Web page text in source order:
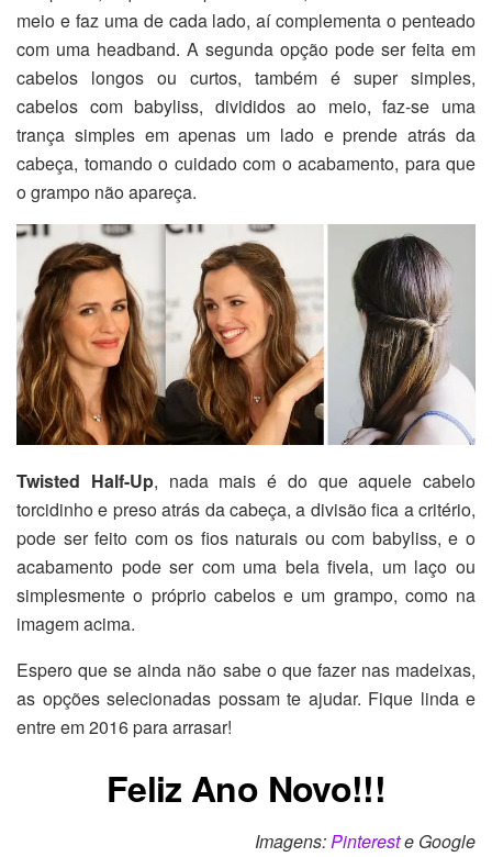
meio e faz uma de cada lado, aí complementa o penteado
com uma headband. A segunda opção pode ser feita em
cabelos longos ou curtos, também é super simples,
cabelos com babyliss, divididos ao meio, faz-se uma
trança simples em apenas um lado e prende atrás da
cabeça, tomando o cuidado com o acabamento, para que
o grampo não apareça.
Twisted Half-Up, nada mais é do que aquele cabelo
torcidinho e preso atrás da cabeça, a divisão fica a critério,
pode ser feito com os fios naturais ou com babyliss, e o
acabamento pode ser com uma bela fivela, um laço ou
simplesmente o próprio cabelos e um grampo, como na
imagem acima.
Espero que se ainda não sabe o que fazer nas madeixas,
as opções selecionadas possam te ajudar. Fique linda e
entre em 2016 para arrasar!
Feliz Ano Novo!!!
Imagens:Pintereste Google